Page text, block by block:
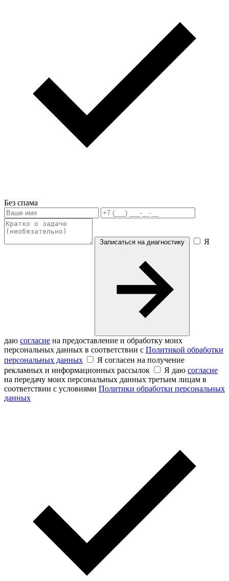
Без спама
Записаться на диагностику Я
даю согласие на предоставление и обработку моих
персональных данных в соответствии с Политикой обработки
персональных данных
Я согласен на получение
рекламных и информационных рассылок
Я даю согласие
на передачу моих персональных данных третьим лицам в
соответствии с условиями Политики обработки персональных
данных